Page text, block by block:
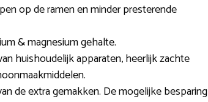
op de ramen en minder presterende
& magnesium gehalte.
huishoudelijk apparaten, heerlijk zachte
de extra gemakken. De mogelijke besparing